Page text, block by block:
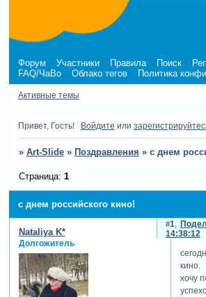
Форум Участники Правила Поиск
FAQ/ЧаВо
Облако тегов Политика
Активные темы
Привет, Гость! Войдите или
» Art-Slide » Поздравления » с днем
с днем российского кино!
Страница: 1
1
14:38:12
Nataliya K*
Долгожитель
кино.
хочу